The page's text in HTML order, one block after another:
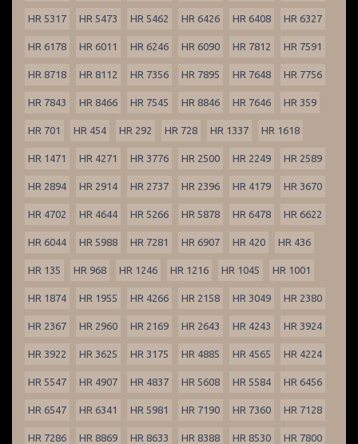
HR 5317 HR 5473 HR 5462 HR 6426 HR 6408 HR 6327
HR 6178 HR 6011 HR 6246 HR 6090 HR 7812 HR 7591
HR 8718 HR 8112 HR 7356 HR 7895 HR 7648 HR 7756
HR 7843 HR 8466 HR 7545 HR 8846 HR 7646 HR 359
HR 701 HR 454 HR 292 HR 728 HR 1337 HR 1618
HR 1471 HR 4271 HR 3776 HR 2500 HR 2249 HR 2589
HR 2894 HR 2914 HR 2737 HR 2396 HR 4179 HR 3670
HR 4702 HR 4644 HR 5266 HR 5878 HR 6478 HR 6622
HR 6044 HR 5988 HR 7281 HR 6907 HR 420 HR 436
HR 135 HR 968 HR 1246 HR 1216 HR 1045 HR 1001
HR 1874 HR 1955 HR 4266 HR 2158 HR 3049 HR 2380
HR 2367 HR 2960 HR 2169 HR 2643 HR 4243 HR 3924
HR 3922 HR 3625 HR 3175 HR 4885 HR 4565 HR 4224
HR 5547 HR 4907 HR 4837 HR 5608 HR 5584 HR 6456
HR 6547 HR 6341 HR 5981 HR 7190 HR 7360 HR 7128
HR 7286 HR 8869 HR 8633 HR 8388 HR 8530 HR 7800